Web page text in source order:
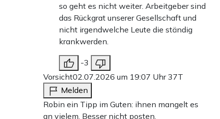
so geht es nicht weiter. Arbeitgeber sind
das Rückgrat unserer Gesellschaft und
nicht irgendwelche Leute die ständig
krankwerden.
-3
Vorsicht02.07.2026 um 19:07 Uhr37T
Melden
Robin ein Tipp im Guten: ihnen mangelt es
an vielem. Besser nicht posten.